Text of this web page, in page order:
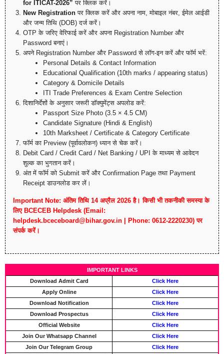
for ITICAT-2026” पर क्लिक करें।
New Registration पर क्लिक करें और अपना नाम, मोबाइल नंबर, ईमेल आईडी
और जन्म तिथि (DOB) दर्ज करें।
OTP के जरिए वेरिफाई करें और अपना Registration Number और
Password बनाएं।
अपने Registration Number और Password से लॉग-इन करें और फॉर्म भरें:
Personal Details & Contact Information
Educational Qualification (10th marks / appearing status)
Category & Domicile Details
ITI Trade Preferences & Exam Centre Selection
दिशानिर्देशों के अनुसार जरूरी डॉक्युमेंट्स अपलोड करें:
Passport Size Photo (3.5 × 4.5 CM)
Candidate Signature (Hindi & English)
10th Marksheet / Certificate & Category Certificate
फॉर्म का Preview (पूर्वावलोकन) ध्यान से चेक करें।
Debit Card / Credit Card / Net Banking / UPI के माध्यम से आवेदन
शुल्क का भुगतान करें।
अंत में फॉर्म को Submit करें और Confirmation Page तथा Payment
Receipt डाउनलोड कर लें।
Important Note: अंतिम तिथि 14 अप्रैल 2026 है। किसी भी तकनीकी समस्या के
लिए BCECEB Helpdesk (Email:
helpdesk.bceceboard@bihar.gov.in | Phone: 0612-2220230) पर
संपर्क करें।
IMPORTANT LINKS
Download Admit Card
Click Here
Apply Online
Click Here
Download Notification
Click Here
Download Prospectus
Click Here
Official Website
Click Here
Join Our Whatsapp Channel
Click Here
Join Our Telegram Group
Click Here